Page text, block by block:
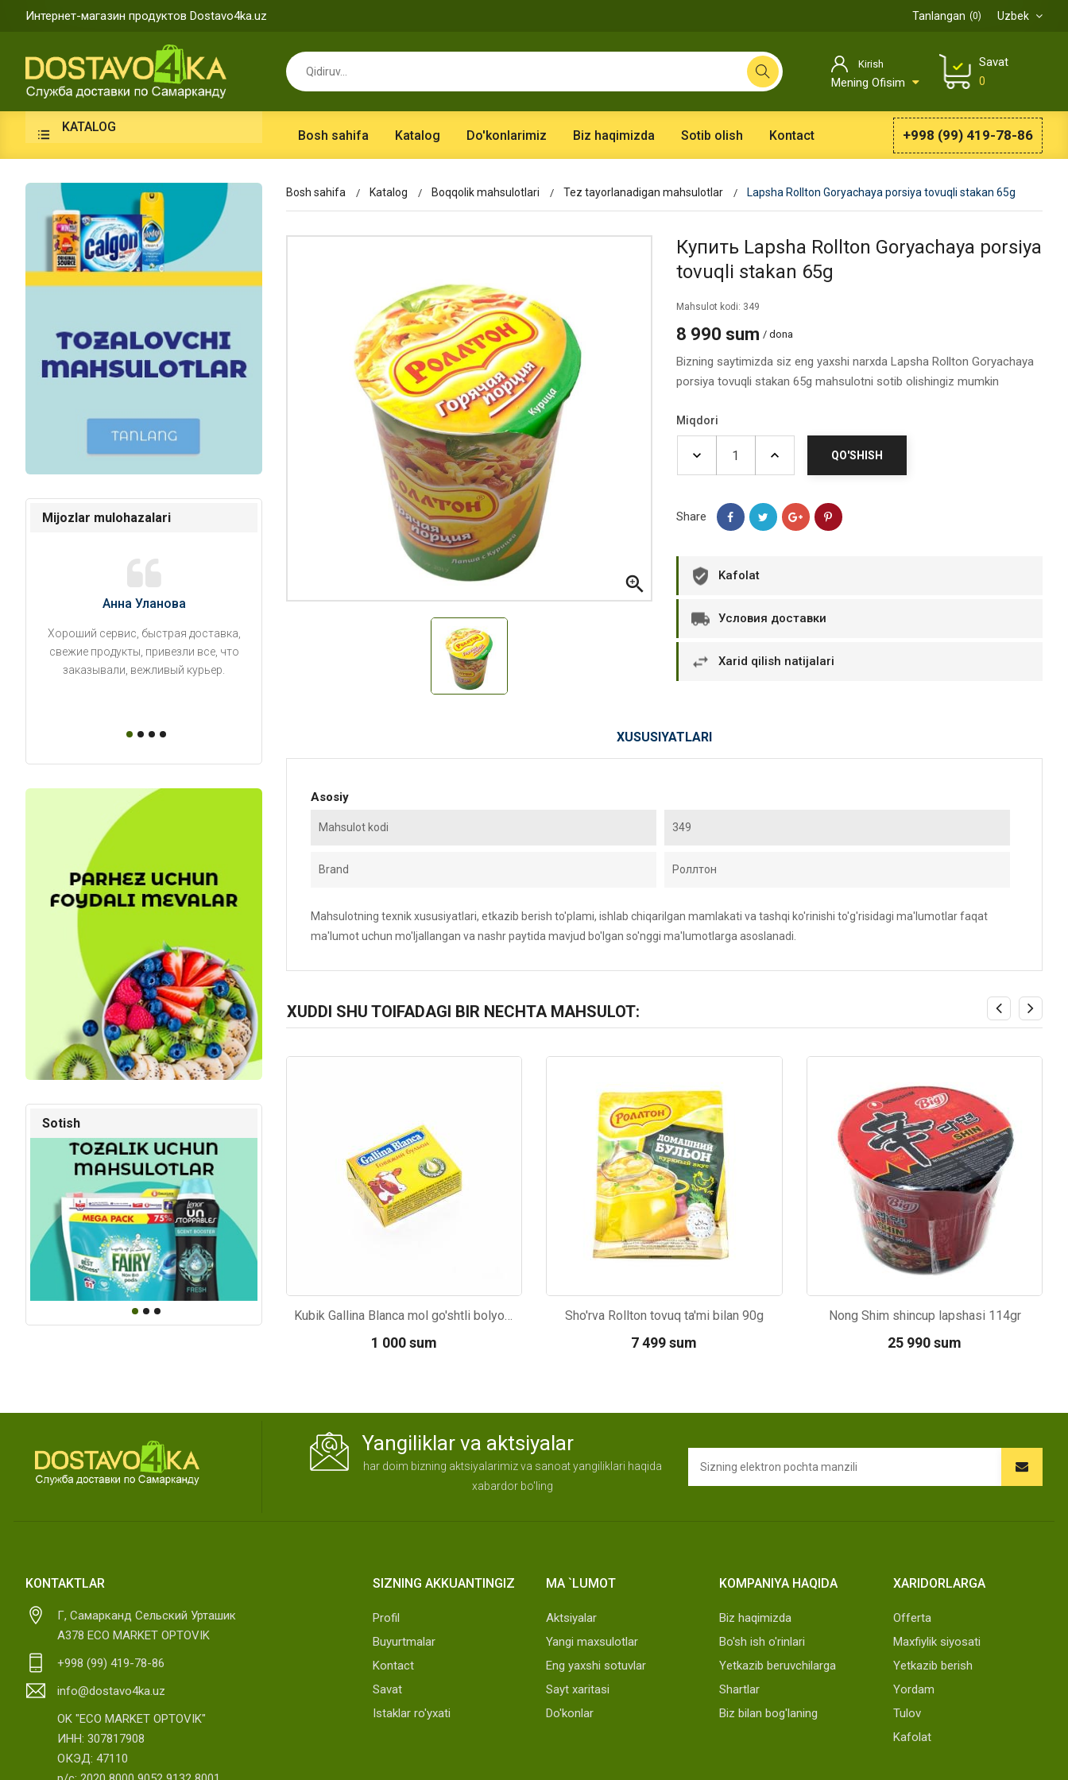
Интернет-магазин продуктов Dostavo4ka.uz Uzbek
Tanlangan 0
Kirish
Mening Ofisim
Savat
0
KATALOG
Bosh sahifa Katalog Do'konlarimiz Biz haqimizda Sotib olish Kontact +998 (99) 419-78-86
Mijozlar mulohazalari
Анна Уланова
Хороший сервис, быстрая доставка,
свежие продукты, привезли все, что
заказывали, вежливый курьер.
Александр П. Ольга Кузяева
Лежу в больнице, сделала заказ, все
привезли раньше назначенного
времени. Курьер Анвар, спасибо ему!
максимально быстро. Покупал мясо
Sotish
Bosh sahifa Katalog Boqqolik mahsulotlari Tez tayorlanadigan mahsulotlar Lapsha Rollton Goryachaya porsiya tovuqli stakan 65g

Купить Lapsha Rollton Goryachaya porsiya
tovuqli stakan 65g
Mahsulot kodi: 349
8 990 sum / dona
Bizning saytimizda siz eng yaxshi narxda Lapsha Rollton Goryachaya
porsiya tovuqli stakan 65g mahsulotni sotib olishingiz mumkin
Miqdori
QO'SHISH
Share
Kafolat
Условия доставки
Xarid qilish natijalari
XUSUSIYATLARI
Asosiy
Mahsulot kodi 349
Brand Роллтон
Mahsulotning texnik xususiyatlari, etkazib berish to'plami, ishlab chiqarilgan mamlakati va tashqi ko'rinishi to'g'risidagi ma'lumotlar faqat
ma'lumot uchun mo'ljallangan va nashr paytida mavjud bo'lgan so'nggi ma'lumotlarga asoslanadi.
XUDDI SHU TOIFADAGI BIR NECHTA MAHSULOT:
Kod: 4708
Kubik Gallina Blanca mol go'shtli bolyon 10g
1 000 sum
Sho'rva Rollton tovuq ta'mi bilan 90g
7 499 sum
Nong Shim shincup lapshasi 114gr
25 990 sum
Yangiliklar va aktsiyalar
har doim bizning aktsiyalarimiz va sanoat yangiliklari haqida
xabardor bo'ling
KONTAKTLAR
Г, Самарканд Сельский Урташик
А378 ECO MARKET OPTOVIK
+998 (99) 419-78-86
info@dostavo4ka.uz
OK "ECO MARKET OPTOVIK"
ИНН: 307817908
ОКЭД: 47110
SIZNING AKKUANTINGIZ
Profil
Buyurtmalar
Kontact
Savat
Istaklar ro'yxati
MA `LUMOT
Aktsiyalar
Yangi maxsulotlar
Eng yaxshi sotuvlar
Sayt xaritasi
Do'konlar
KOMPANIYA HAQIDA
Biz haqimizda
Bo'sh ish o'rinlari
Yetkazib beruvchilarga
Shartlar
Biz bilan bog'laning
XARIDORLARGA
Offerta
Maxfiylik siyosati
Yetkazib berish
Yordam
Tulov
Kafolat